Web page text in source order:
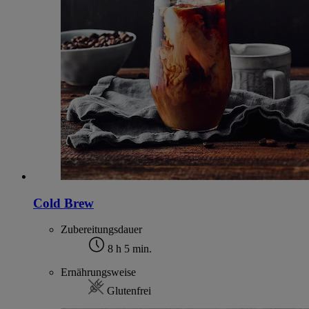
Cold Brew
Zubereitungsdauer
8 h 5 min.
Ernährungsweise
Glutenfrei